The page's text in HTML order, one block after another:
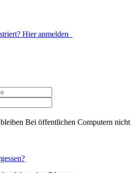
Hier anmelden
Bei öffentlichen Computern nicht